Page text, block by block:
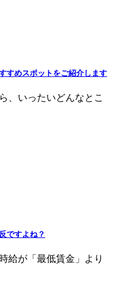
すめスポットをご紹介します
、いったいどんなとこ
ですよね？
給が「最低賃金」より